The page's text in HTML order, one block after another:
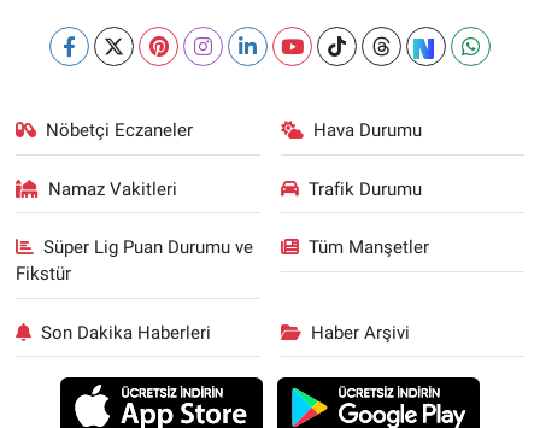
Nöbetçi Eczaneler Hava Durumu
Namaz Vakitleri Trafik Durumu
Süper Lig Puan Durumu ve
Fikstür
Tüm Manşetler
Son Dakika Haberleri Haber Arşivi